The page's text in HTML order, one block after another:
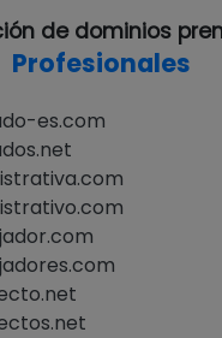
de dominios
Profesionales
es.com